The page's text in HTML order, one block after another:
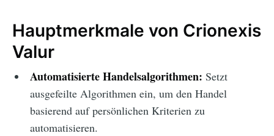
Hauptmerkmale von Crionexis
Valur
Automatisierte Handelsalgorithmen: Setzt
ausgefeilte Algorithmen ein, um den Handel
basierend auf persönlichen Kriterien zu
automatisieren.